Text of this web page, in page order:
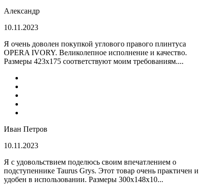
Александр
10.11.2023
Я очень доволен покупкой углового правого плинтуса
OPERA IVORY. Великолепное исполнение и качество.
Размеры 423х175 соответствуют моим требованиям....
Иван Петров
10.11.2023
Я с удовольствием поделюсь своим впечатлением о
подступеннике Taurus Grys. Этот товар очень практичен и
удобен в использовании. Размеры 300х148х10...